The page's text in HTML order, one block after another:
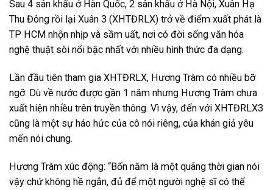
Sau 4 sân khấu ở Hàn Quốc, 2 sân khấu ở Hà Nội, Xuân Hạ
Thu Đông rồi lại Xuân 3 (XHTĐRLX) trở về điểm xuất phát là
TP HCM nhộn nhịp và sầm uất, nơi có đời sống văn hóa
nghệ thuật sôi nổi bậc nhất với nhiều hình thức đa dạng.
Lần đầu tiên tham gia XHTĐRLX, Hương Tràm có nhiều bỡ
ngỡ. Dù về nước được gần 1 năm nhưng Hương Tràm chưa
xuất hiện nhiều trên truyền thông. Vì vậy, đến với XHTĐRLX3
cũng là một sự háo hức của cô nói riêng, của khán giả yêu
mến nói chung.
Hương Tràm xúc động: “Bốn năm là một quãng thời gian nói
vậy chứ không hề ngắn, đủ để một người nghệ sĩ có thể